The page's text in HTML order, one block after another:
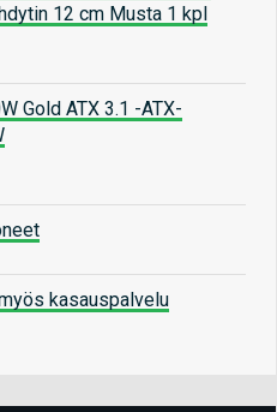
12 cm Musta 1 kpl
Gold ATX 3.1 -ATX-
kasauspalvelu